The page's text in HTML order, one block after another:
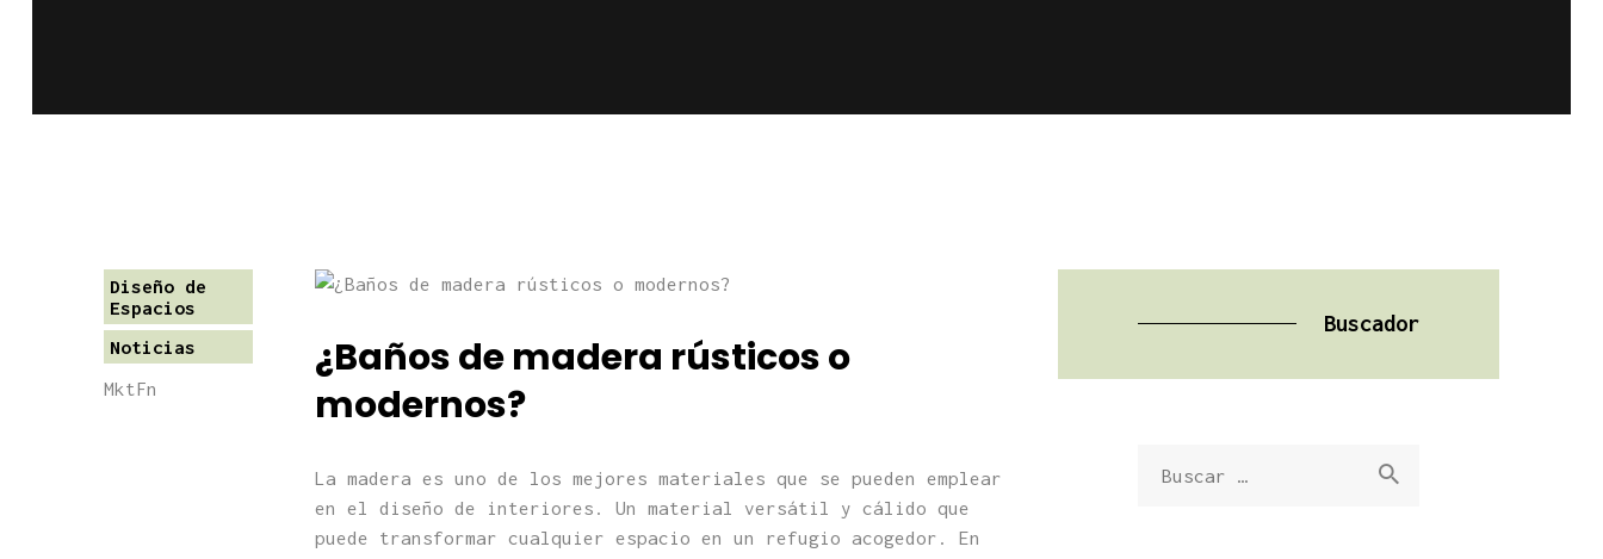
Diseño de
Espacios
Noticias
MktFn
¿Baños de madera rústicos o
modernos?
La madera es uno de los mejores materiales que se pueden emplear
en el diseño de interiores. Un material versátil y cálido que
puede transformar cualquier espacio en un refugio acogedor. En
Buscador